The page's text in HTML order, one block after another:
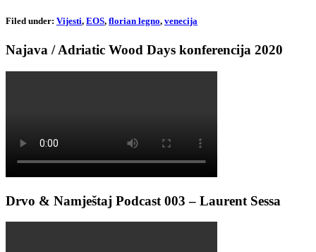
Filed under: Vijesti, EOS, florian legno, venecija
Najava / Adriatic Wood Days konferencija 2020
Drvo & Namještaj Podcast 003 – Laurent Sessa